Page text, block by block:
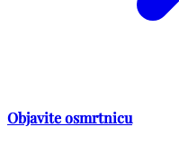
Objavite osmrtnicu